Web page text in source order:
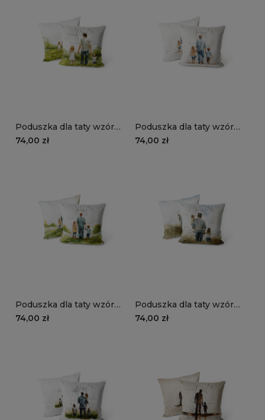
Poduszka dla taty wzór
DT24 | ojciec z dziećmi 04
74,00 zł
Poduszka dla taty wzór
DT23 | ojciec z dziećmi 03
74,00 zł
Poduszka dla taty wzór
DT22 | ojciec z dziećmi 02
74,00 zł
Poduszka dla taty wzór
DT21 | ojciec z dziećmi 01
74,00 zł